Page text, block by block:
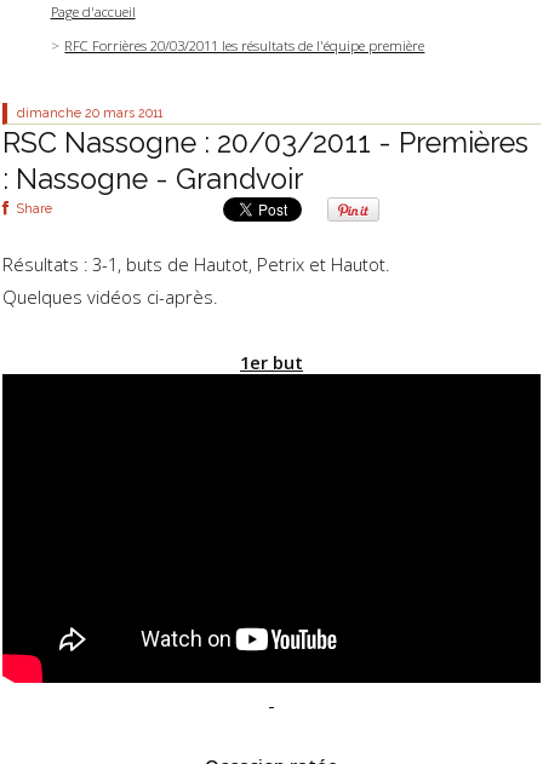
Page d'accueil
RFC Forrières 20/03/2011 les résultats de l'équipe première
dimanche 20 mars 2011
RSC Nassogne : 20/03/2011 - Premières
: Nassogne - Grandvoir
Share
Résultats : 3-1, buts de Hautot, Petrix et Hautot.
Quelques vidéos ci-après.
1er but